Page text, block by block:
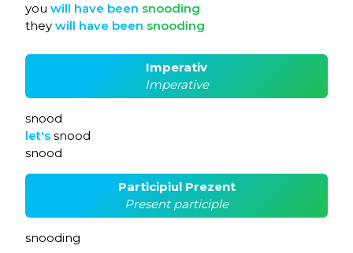
you will have been snooding
they will have been snooding
Imperativ
Imperative
snood
let's snood
snood
Participiul Prezent
Present participle
snooding